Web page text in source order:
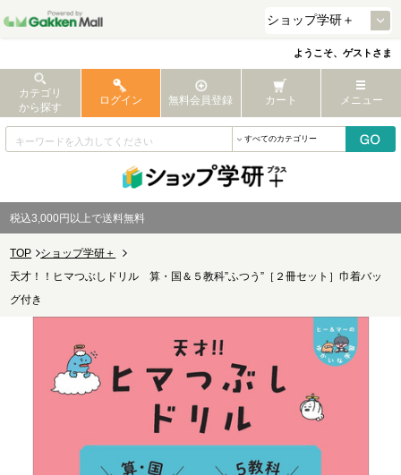
ようこそ、ゲストさま
カテゴリ
から探す
ログイン 無料会員登録 カート メニュー
税込3,000円以上で送料無料
TOP
ショップ学研＋
天才！！ヒマつぶしドリル 算・国＆５教科”ふつう”［２冊セット］巾着バッ
グ付き